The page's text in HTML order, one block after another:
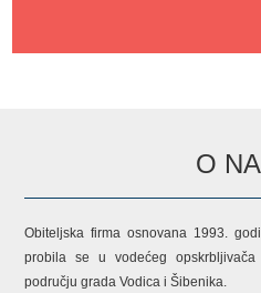
O
Obiteljska firma osnovana 1993.
probila se u vodećeg
području grada Vodica i Šibenika.